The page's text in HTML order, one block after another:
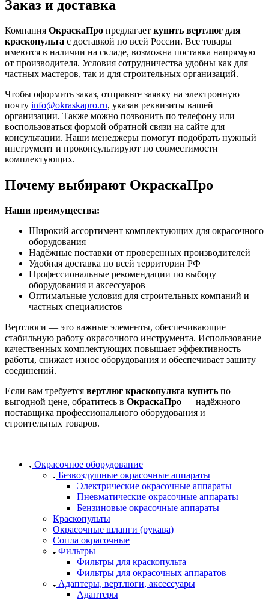
Заказ и доставка
Компания ОкраскаПро предлагает купить вертлюг для
краскопульта с доставкой по всей России. Все товары
имеются в наличии на складе, возможна поставка напрямую
от производителя. Условия сотрудничества удобны как для
частных мастеров, так и для строительных организаций.
Чтобы оформить заказ, отправьте заявку на электронную
почту info@okraskapro.ru, указав реквизиты вашей
организации. Также можно позвонить по телефону или
воспользоваться формой обратной связи на сайте для
консультации. Наши менеджеры помогут подобрать нужный
инструмент и проконсультируют по совместимости
комплектующих.
Почему выбирают ОкраскаПро
Наши преимущества:
Широкий ассортимент комплектующих для окрасочного
оборудования
Надёжные поставки от проверенных производителей
Удобная доставка по всей территории РФ
Профессиональные рекомендации по выбору
оборудования и аксессуаров
Оптимальные условия для строительных компаний и
частных специалистов
Вертлюги — это важные элементы, обеспечивающие
стабильную работу окрасочного инструмента. Использование
качественных комплектующих повышает эффективность
работы, снижает износ оборудования и обеспечивает защиту
соединений.
Если вам требуется вертлюг краскопульта купить по
выгодной цене, обратитесь в ОкраскаПро — надёжного
поставщика профессионального оборудования и
строительных товаров.
Окрасочное оборудование
Безвоздушные окрасочные аппараты
Электрические окрасочные аппараты
Пневматические окрасочные аппараты
Бензиновые окрасочные аппараты
Краскопульты
Окрасочные шланги (рукава)
Сопла окрасочные
Фильтры
Фильтры для краскопульта
Фильтры для окрасочных аппаратов
Адаптеры, вертлюги, аксессуары
Адаптеры